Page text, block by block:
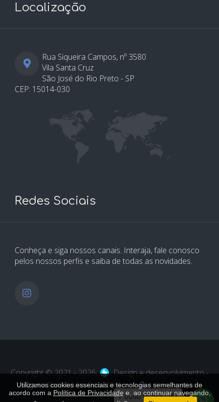
Posso te ajudar?
Utilizamos cookies essenciais e tecnologias semelhantes de
acordo com a Política de Privacidadee, ao continuar navegando,
Localização
Rua Siqueira Campos, nº 3580
Vila Santa Cruz
São José do Rio Preto - SP
CEP: 15014-030
Redes Sociais
Conheça e siga nossos canais. Interaja, fale conosco
pelos nossos perfis e saiba de todas as novidades.
Copyright © 2021 - 2026
Design e desenvolvimento -
Águia Escritório Contábil
| Administrador